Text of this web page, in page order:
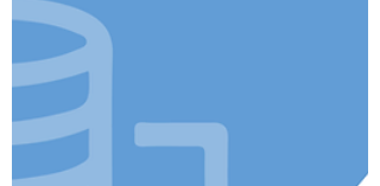
Bezoek ons op de beurs, Worksafe
Gorichem van 12-14 april